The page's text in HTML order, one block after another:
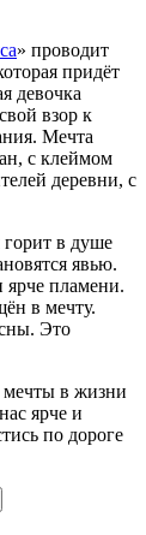
» проводит
придёт
девочка
взор к
Мечта
с клеймом
деревни, с
горит в душе
явью.
ярче пламени.
в мечту.
Это
мечты в жизни
ярче и
по дороге